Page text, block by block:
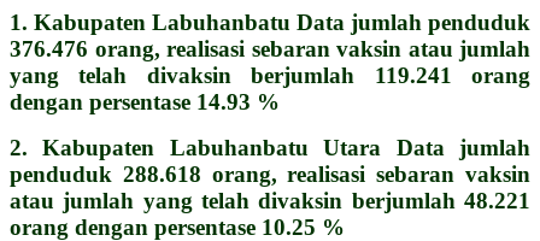
1. Kabupaten Labuhanbatu Data jumlah penduduk
376.476 orang, realisasi sebaran vaksin atau jumlah
yang telah divaksin berjumlah 119.241 orang
dengan persentase 14.93 %
2. Kabupaten Labuhanbatu Utara Data jumlah
penduduk 288.618 orang, realisasi sebaran vaksin
atau jumlah yang telah divaksin berjumlah 48.221
orang dengan persentase 10.25 %